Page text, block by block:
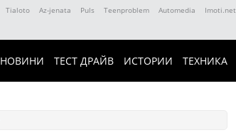
Tialoto Az-jenata Puls Teenproblem Automedia Imoti.net
НОВИНИ ТЕСТ ДРАЙВ ИСТОРИИ ТЕХНИКА